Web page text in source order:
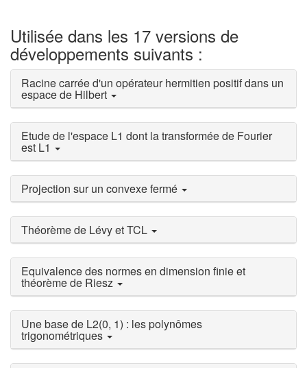
Utilisée dans les 17 versions de
développements suivants :
Racine carrée d'un opérateur hermitien positif dans un
espace de Hilbert
Etude de l'espace L1 dont la transformée de Fourier
est L1
Projection sur un convexe fermé
Théorème de Lévy et TCL
Equivalence des normes en dimension finie et
théorème de Riesz
Une base de L2(0, 1) : les polynômes
trigonométriques